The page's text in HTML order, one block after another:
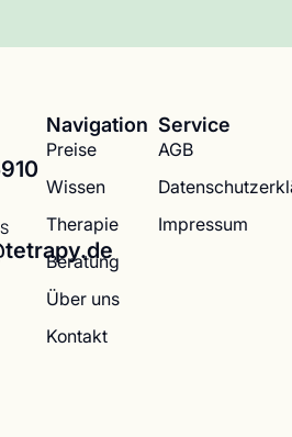
Navigation
Preise
Wissen
Therapie
Beratung
Über uns
Kontakt
Service
AGB
Impressum